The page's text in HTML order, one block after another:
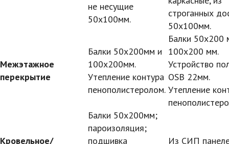
не несущие
50х100мм.
строганных
50х100мм.
Межэтажное
перекрытие
Балки 50х200мм и
100х200мм.
Утепление контура
пенополистеролом.
Балки 50х200
100х200 мм.
Устройство
OSB 22мм.
Утепление
Кровельное/
Балки 50х200мм;
пароизоляция;
подшивка
Из СИП